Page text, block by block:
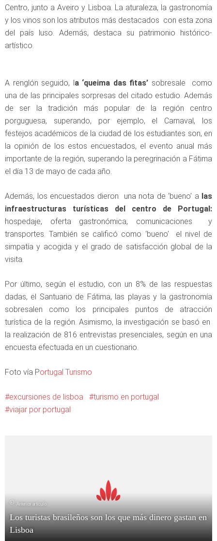
Centro, junto a Aveiro y Lisboa. La aturaleza, la gastronomía
y los vinos son los atributos más destacados con esta zona
del país luso. Además, destaca su patrimonio histórico-
artístico.
A renglón seguido, la ‘queima das fitas’ sobresale como
una de las principales sorpresas del citado estudio. Además
de ser la tradición más popular de la región centro
porguguesa, superando, por ejemplo, el Carnaval, los
festejos académicos de la ciudad de los estudiantes son, en
la opinión de los estos encuestados, el evento anual más
importante de la región, superando la peregrinación a Fátima
el día 13 de mayo de cada año.
Además, los encuestados dieron una nota de ‘bueno’ a las
infraestructuras turísticas del centro de Portugal:
hospedaje, oferta gastronómica, comunicaciones y
transportes. También se calificó como ‘bueno’ el nivel de
simpatía y acogida y el grado de satisfacción global de la
visita.
Por último, según el estudio, con un 8% de las respuestas
dadas, el Santuario de Fátima, las playas y la gastronomía
sobresalen como los principales puntos de atracción
turística de la región. Asimismo, la investigación se basó en
la realización de 816 entrevistas presenciales, según en una
encuesta efectuada en un cuestionario.
Foto vía Portugal Turismo
excursiones de lisboa
turismo en portugal
viajar por portugal
Anterior artículo
Los turistas brasileños son los que más dinero gastan en
Lisboa